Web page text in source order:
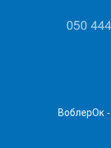
Рекомендуємо
050
ВоблерОк